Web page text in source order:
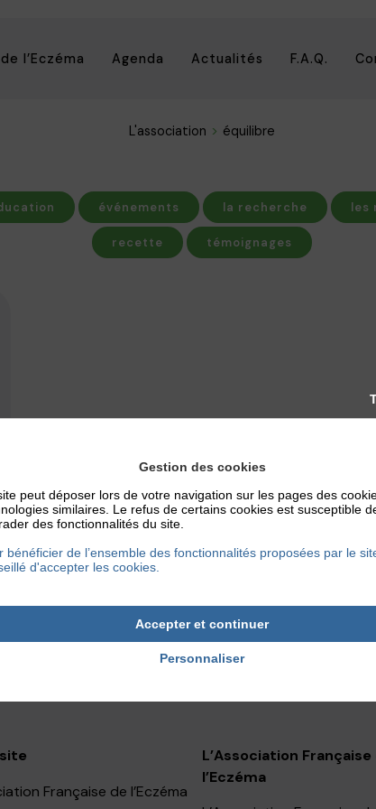
l’Eczéma Agenda Actualités F.A.Q.
L'association équilibre
événements la recherche les
recette témoignages
ou faire un don ?
Française de l’Eczéma
L’Association Française
l’Eczéma
Gestion des cookies
peut déposer lors de votre navigation sur les pages des
similaires. Le refus de certains cookies est susceptible
des fonctionnalités du site.
bénéficier de l’ensemble des fonctionnalités proposées par le
d'accepter les cookies.
Accepter et continuer
Personnaliser